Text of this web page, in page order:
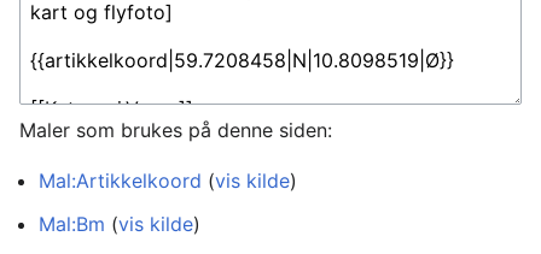
Maler som brukes på denne siden:
Mal:Artikkelkoord (vis kilde)
Mal:Bm (vis kilde)